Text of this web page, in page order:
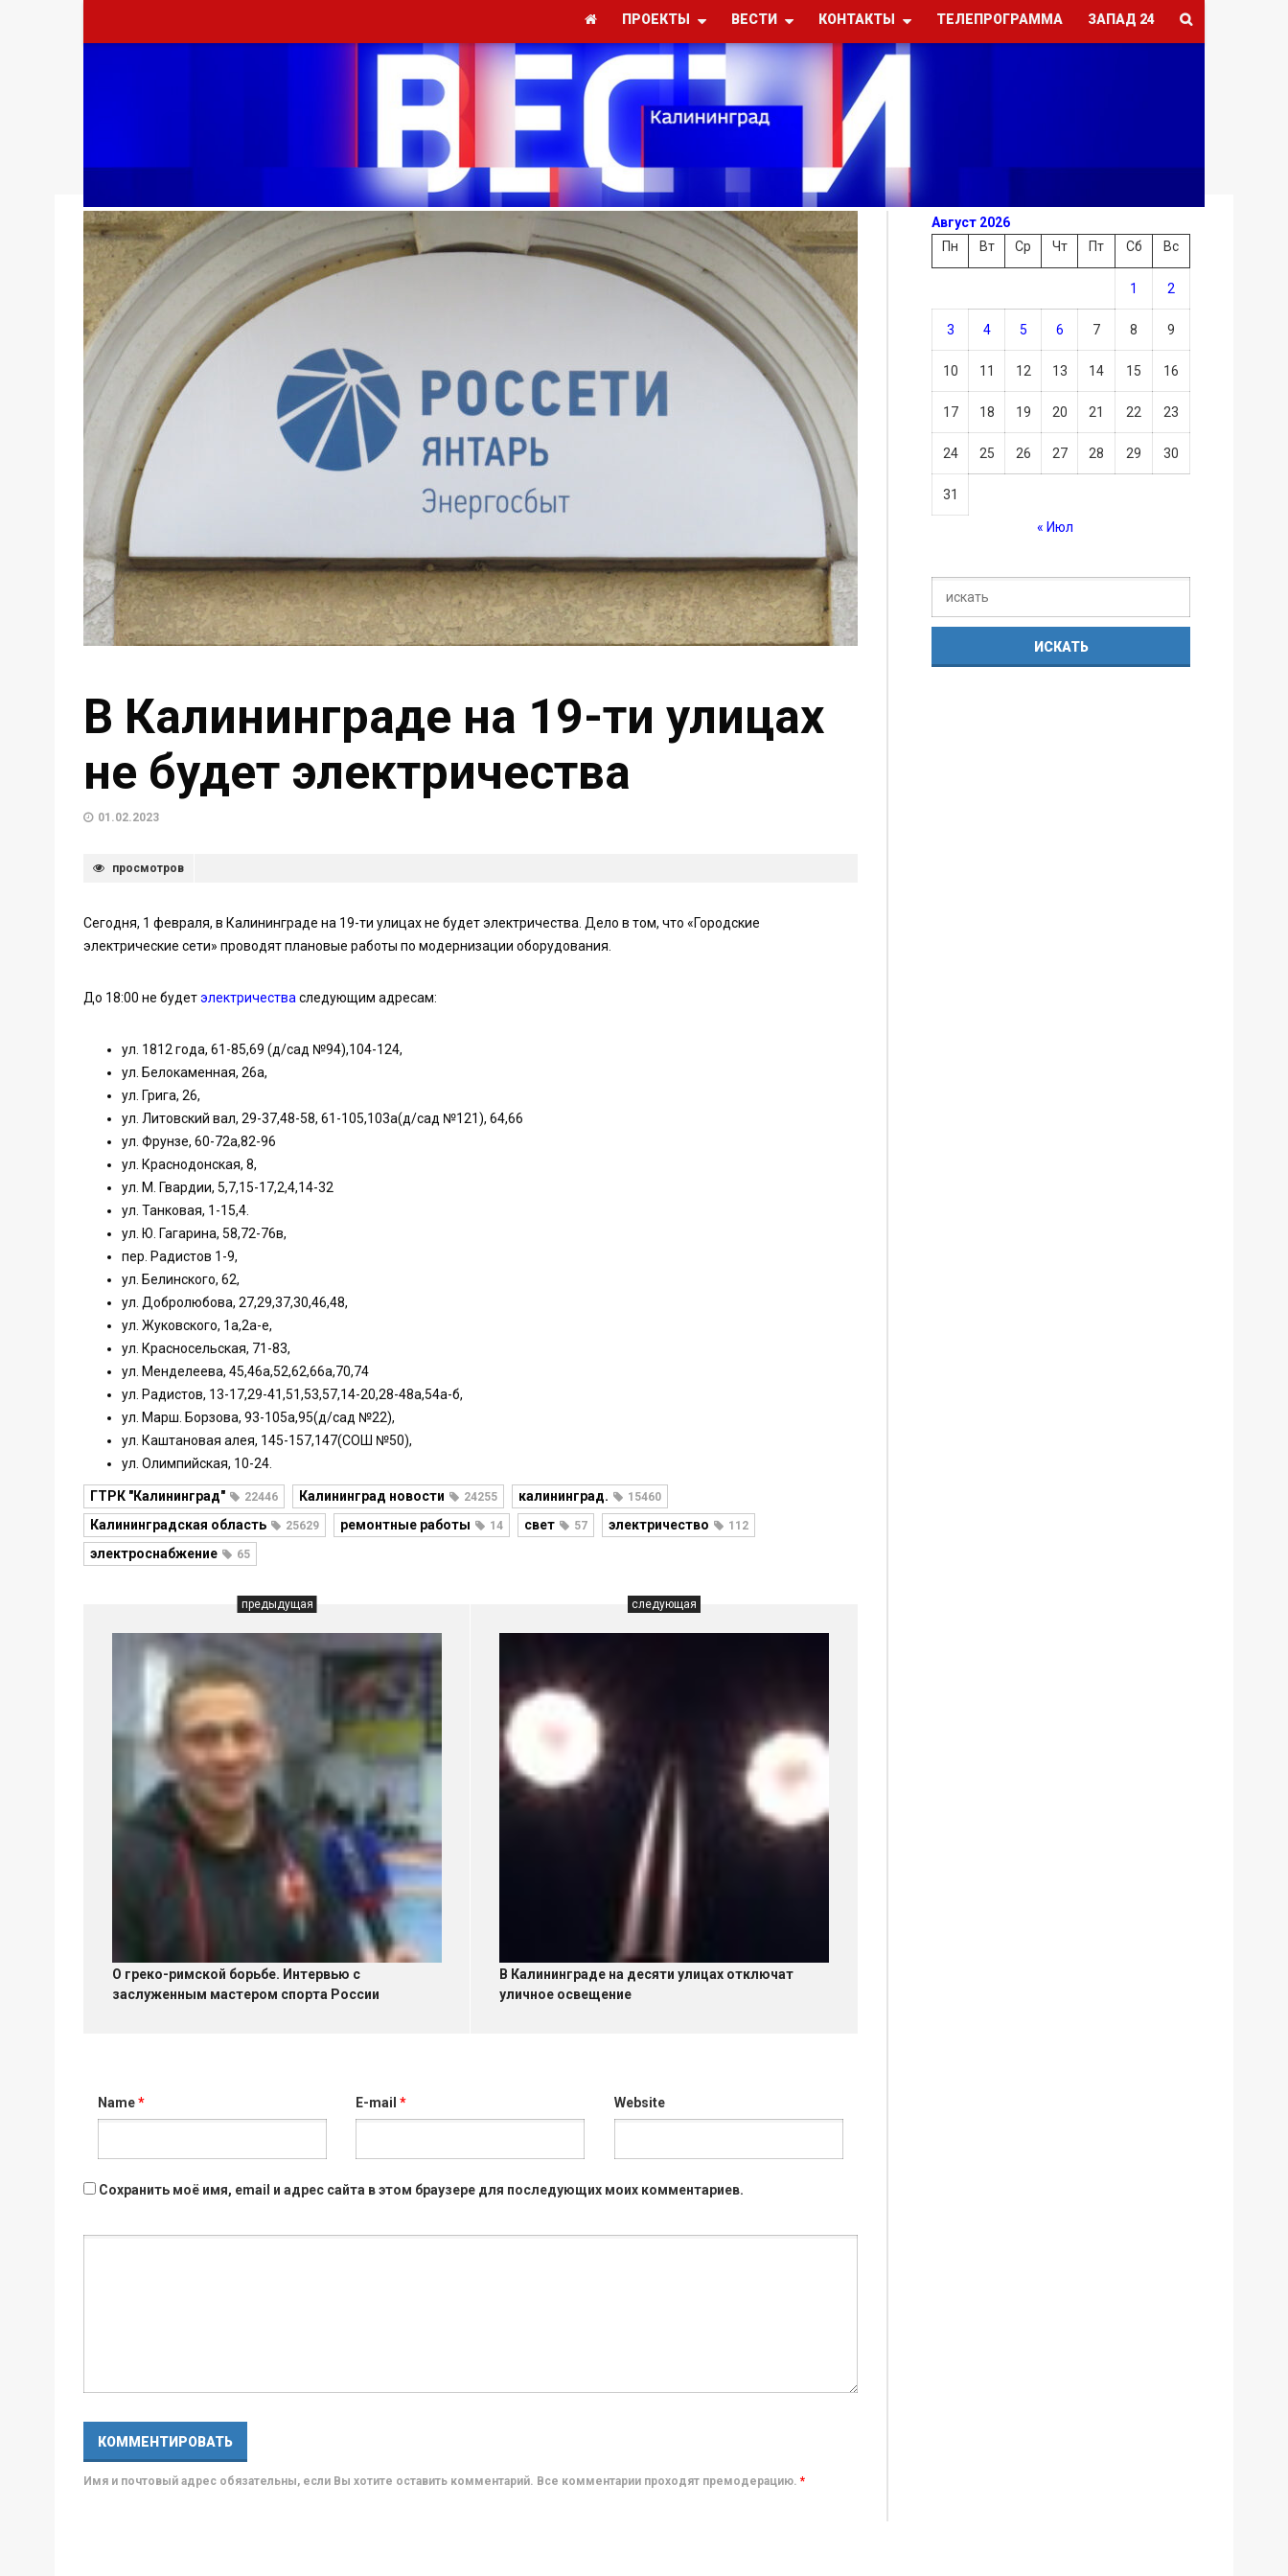
ПРОЕКТЫ ВЕСТИ КОНТАКТЫ ТЕЛЕПРОГРАММА ЗАПАД 24
В Калининграде на 19-ти улицах
не будет электричества
01.02.2023
просмотров
Сегодня, 1 февраля, в Калининграде на 19-ти улицах не будет электричества. Дело в том, что «Городские
электрические сети» проводят плановые работы по модернизации оборудования.
До 18:00 не будетэлектричества следующим адресам:
ул. 1812 года, 61-85,69 (д/сад №94),104-124,
ул. Белокаменная, 26а,
ул. Грига, 26,
ул. Литовский вал, 29-37,48-58, 61-105,103а(д/сад №121), 64,66
ул. Фрунзе, 60-72а,82-96
ул. Краснодонская, 8,
ул. М. Гвардии, 5,7,15-17,2,4,14-32
ул. Танковая, 1-15,4.
ул. Ю. Гагарина, 58,72-76в,
пер. Радистов 1-9,
ул. Белинского, 62,
ул. Добролюбова, 27,29,37,30,46,48,
ул. Жуковского, 1а,2а-е,
ул. Красносельская, 71-83,
ул. Менделеева, 45,46а,52,62,66а,70,74
ул. Радистов, 13-17,29-41,51,53,57,14-20,28-48а,54а-б,
ул. Марш. Борзова, 93-105а,95(д/сад №22),
ул. Каштановая алея, 145-157,147(СОШ №50),
ул. Олимпийская, 10-24.
ГТРК "Калининград" 22446 Калининград новости 24255 калининград. 15460
Калининградская область 25629 ремонтные работы 14 свет 57 электричество 112
электроснабжение 65
предыдущая
О греко-римской борьбе. Интервью с
заслуженным мастером спорта России
следующая
В Калининграде на десяти улицах отключат
уличное освещение
Name* E-mail* Website
Сохранить моё имя, email и адрес сайта в этом браузере для последующих моих комментариев.
Имя и почтовый адрес обязательны, если Вы хотите оставить комментарий. Все комментарии проходят премодерацию. *
Август 2026
Пн
Вт Ср Чт Пт Сб Вс
1 2
3 4 5 6 7 8 9
10 11 12 13 14 15 16
17 18 19 20 21 22 23
24 25 26 27 28 29 30
31
« Июл